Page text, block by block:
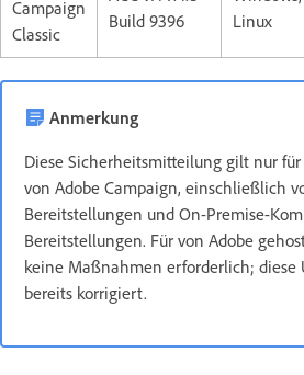
Campaign
Classic
Build 9396
Linux
Anmerkung
Diese Sicherheitsmitteilung gilt nur
von Adobe Campaign, einschließlich
Bereitstellungen und On-Premise-
Bereitstellungen. Für von Adobe
keine Maßnahmen erforderlich; diese
bereits korrigiert.